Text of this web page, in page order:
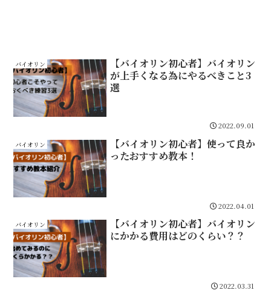
バイオリン
【バイオリン初心者】バイオリン
が上手くなる為にやるべきこと3
選
2022.09.01
バイオリン
【バイオリン初心者】使って良か
ったおすすめ教本！
2022.04.01
バイオリン
【バイオリン初心者】バイオリン
にかかる費用はどのくらい？？
2022.03.31